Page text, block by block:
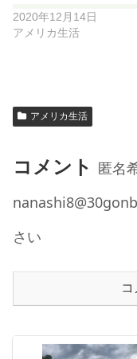
2020年12月14日
アメリカ生活
アメリカ生活
コメント 匿名
さい